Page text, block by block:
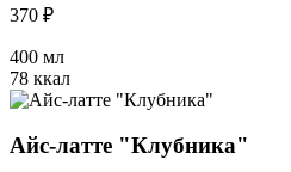
370 ₽
400 мл
78 ккал
Айс-латте "Клубника"